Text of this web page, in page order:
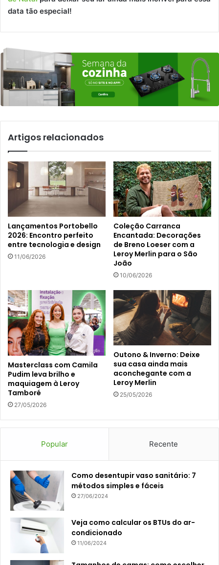
data tão especial!
Artigos relacionados
Lançamentos Portobello
2026: Encontro perfeito
entre tecnologia e design
11/06/2026
Coleção Carranca
Encantada: Decorações
de Breno Loeser com a
Leroy Merlin para o São
João
10/06/2026
Masterclass com Camila
Pudim leva brilho e
maquiagem à Leroy
Tamboré
27/05/2026
Outono & Inverno: Deixe
sua casa ainda mais
aconchegante com a
Leroy Merlin
25/05/2026
Popular Recente
Como desentupir vaso sanitário: 7
métodos simples e fáceis
27/06/2024
Veja como calcular os BTUs do ar-
condicionado
11/06/2024